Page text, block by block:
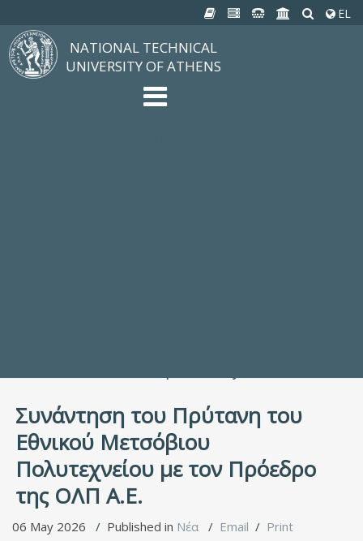
EL
NATIONAL TECHNICAL
UNIVERSITY OF ATHENS
Συνάντηση του Πρύτανη του
Εθνικού Μετσόβιου
Πολυτεχνείου με τον Πρόεδρο
της ΟΛΠ Α.Ε.
06 May 2026 Published in Νέα Email Print